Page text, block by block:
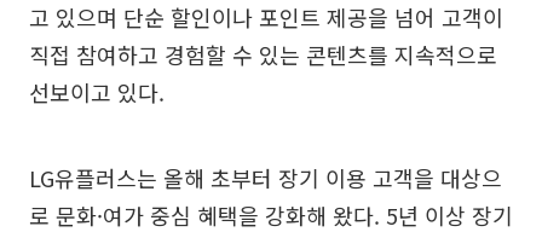
고 있으며 단순 할인이나 포인트 제공을 넘어 고객이
직접 참여하고 경험할 수 있는 콘텐츠를 지속적으로
선보이고 있다.
LG유플러스는 올해 초부터 장기 이용 고객을 대상으
로 문화·여가 중심 혜택을 강화해 왔다. 5년 이상 장기